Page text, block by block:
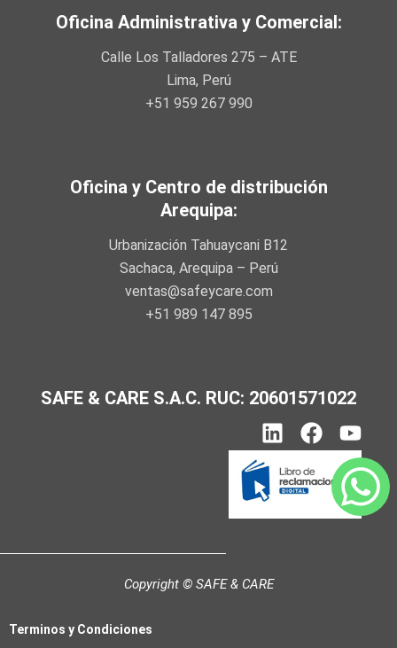
Oficina Administrativa y Comercial:
Calle Los Talladores 275 – ATE
Lima, Perú
+51 959 267 990
Oficina y Centro de distribución
Arequipa:
Urbanización Tahuaycani B12
Sachaca, Arequipa – Perú
ventas@safeycare.com
+51 989 147 895
SAFE & CARE S.A.C. RUC: 20601571022
L
i
n
k
e
n
F
a
c
b
Y
o
u
t
u
Copyright © SAFE & CARE
Terminos y Condiciones